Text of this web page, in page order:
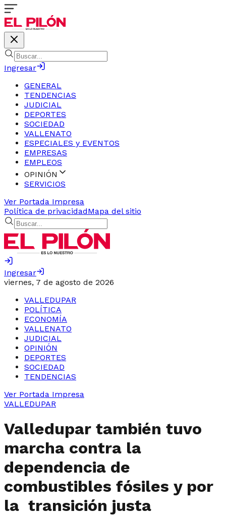
Ingresar
GENERAL
TENDENCIAS
JUDICIAL
DEPORTES
SOCIEDAD
VALLENATO
ESPECIALES y EVENTOS
EMPRESAS
EMPLEOS
OPINIÓN
SERVICIOS
Ver Portada Impresa
Política de privacidadMapa del sitio
Ingresar
viernes, 7 de agosto de 2026
VALLEDUPAR
POLÍTICA
ECONOMÍA
VALLENATO
JUDICIAL
OPINIÓN
DEPORTES
SOCIEDAD
TENDENCIAS
Ver Portada Impresa
VALLEDUPAR
Valledupar también tuvo
marcha contra la
dependencia de
combustibles fósiles y por
la transición justa